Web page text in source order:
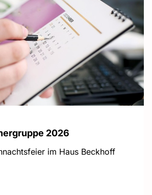
2026
im Haus Beckhoff